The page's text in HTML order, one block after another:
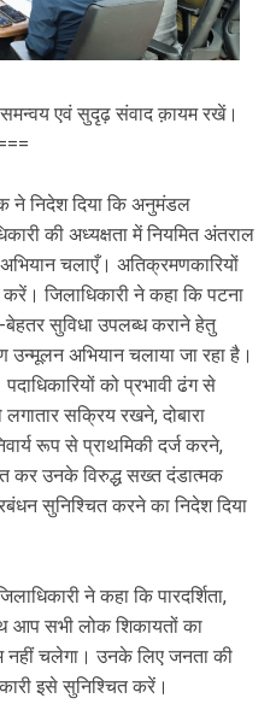
एवं सुदृढ़ संवाद क़ायम रखें।
ने निदेश दिया कि अनुमंडल
की अध्यक्षता में नियमित अंतराल
चलाएँ। अतिक्रमणकारियों
करें। जिलाधिकारी ने कहा कि पटना
सुविधा उपलब्ध कराने हेतु
उन्मूलन अभियान चलाया जा रहा है।
को प्रभावी ढंग से
सक्रिय रखने, दोबारा
रूप से प्राथमिकी दर्ज करने,
कर उनके विरुद्ध सख्त दंडात्मक
सुनिश्चित करने का निदेश दिया
ने कहा कि पारदर्शिता,
आप सभी लोक शिकायतों का
नहीं चलेगा। उनके लिए जनता की
इसे सुनिश्चित करें।